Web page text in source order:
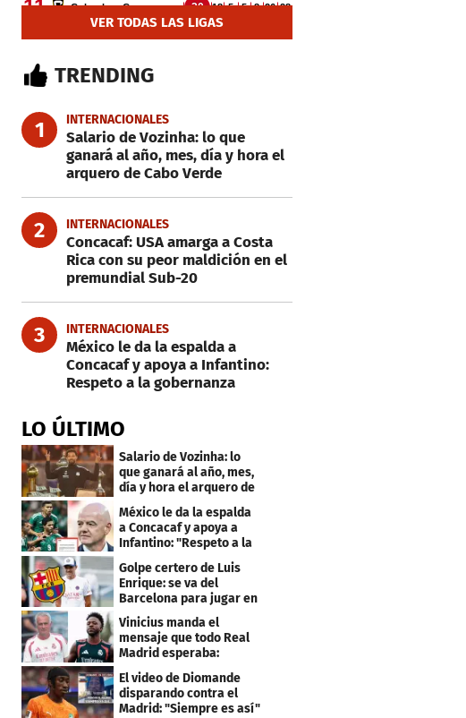
VER TODAS LAS LIGAS
TRENDING
1 INTERNACIONALES
Salario de Vozinha: lo que
ganará al año, mes, día y hora el
arquero de Cabo Verde
2 INTERNACIONALES
Concacaf: USA amarga a Costa
Rica con su peor maldición en el
premundial Sub-20
3 INTERNACIONALES
México le da la espalda a
Concacaf y apoya a Infantino:
Respeto a la gobernanza
LO ÚLTIMO
Salario de Vozinha: lo
que ganará al año, mes,
día y hora el arquero de
Cabo Verde
México le da la espalda
a Concacaf y apoya a
Infantino: "Respeto a la
gobernanza"
Golpe certero de Luis
Enrique: se va del
Barcelona para jugar en
el PSG
Vinicius manda el
mensaje que todo Real
Madrid esperaba:
"Mourinho..."
El video de Diomande
disparando contra el
Madrid: "Siempre es así"